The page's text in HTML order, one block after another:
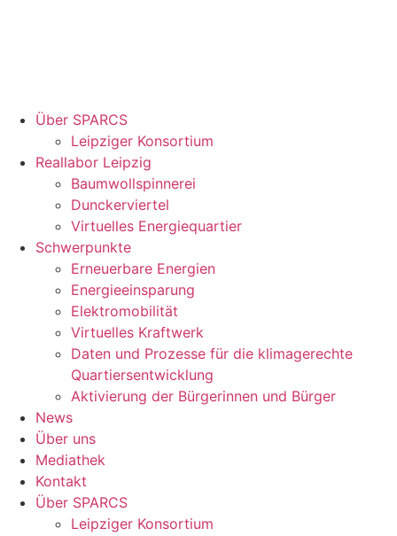
Über SPARCS
Leipziger Konsortium
Reallabor Leipzig
Baumwollspinnerei
Dunckerviertel
Virtuelles Energiequartier
Schwerpunkte
Erneuerbare Energien
Energieeinsparung
Elektromobilität
Virtuelles Kraftwerk
Daten und Prozesse für die klimagerechte
Quartiersentwicklung
Aktivierung der Bürgerinnen und Bürger
News
Über uns
Mediathek
Kontakt
Über SPARCS
Leipziger Konsortium